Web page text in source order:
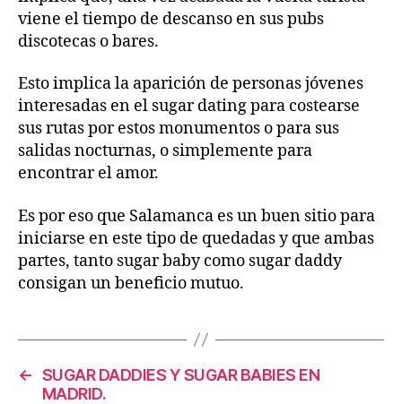
viene el tiempo de descanso en sus pubs
discotecas o bares.
Esto implica la aparición de personas jóvenes
interesadas en el sugar dating para costearse
sus rutas por estos monumentos o para sus
salidas nocturnas, o simplemente para
encontrar el amor.
Es por eso que Salamanca es un buen sitio para
iniciarse en este tipo de quedadas y que ambas
partes, tanto sugar baby como sugar daddy
consigan un beneficio mutuo.
← SUGAR DADDIES Y SUGAR BABIES EN
MADRID.